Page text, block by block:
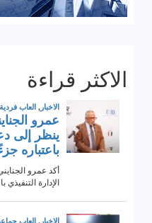
الاكثر قراءة